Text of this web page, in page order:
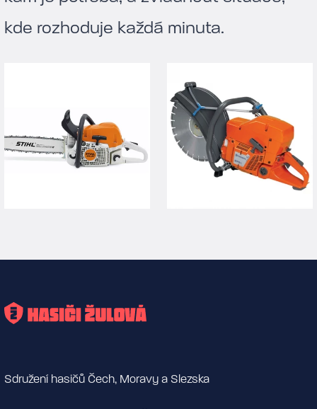
kde rozhoduje každá minuta.
Sdružení hasičů Čech, Moravy a Slezska